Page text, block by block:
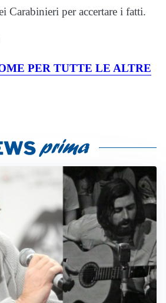
Carabinieri per accertare i fatti.
PER TUTTE LE ALTRE